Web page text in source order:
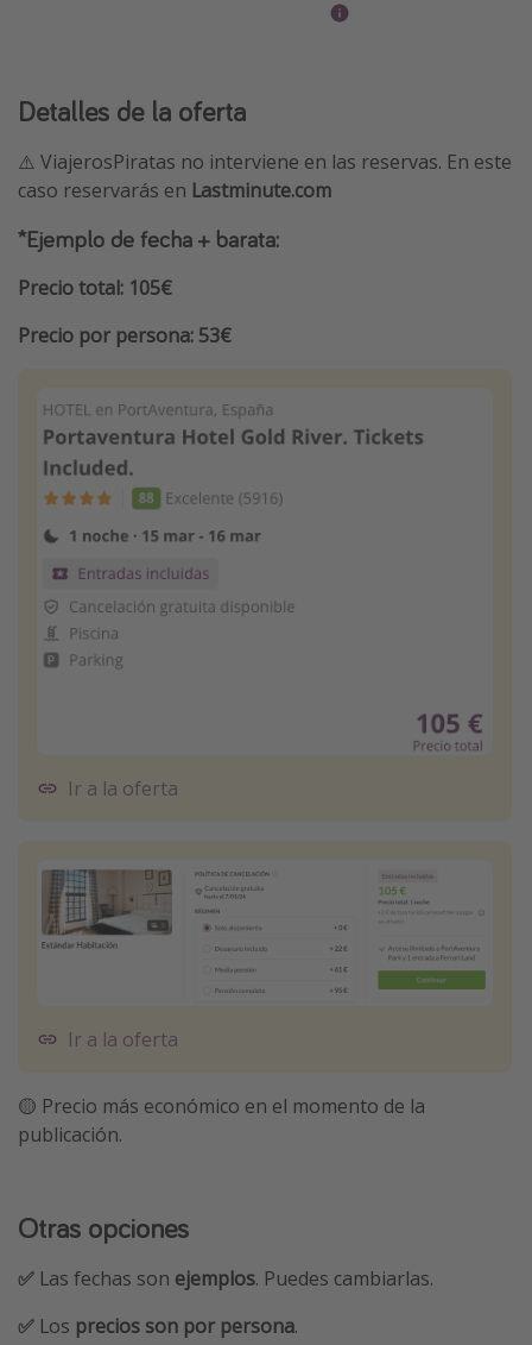
Detalles de la oferta
⚠️ ViajerosPiratas no interviene en las reservas. En este
caso reservarás en Lastminute.com
*Ejemplo de fecha + barata:
Precio total: 105€
Precio por persona: 53€
Ir a la oferta
Ir a la oferta
🟡 Precio más económico en el momento de la
publicación.
Otras opciones
✅ Las fechas son ejemplos. Puedes cambiarlas.
✅ Los precios son por persona.